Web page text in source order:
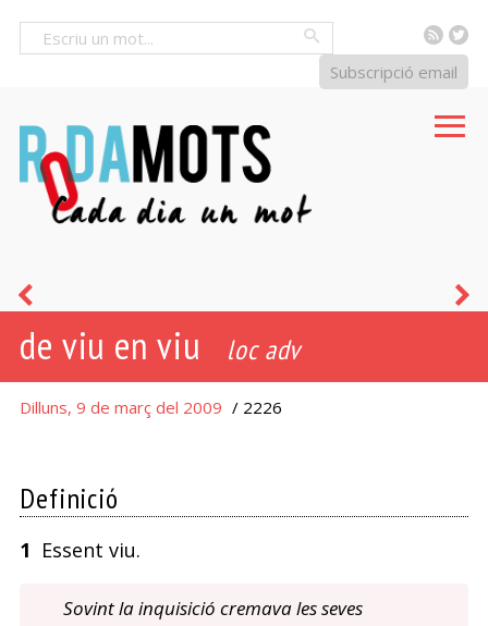
RSS
Subscripció email
de viu en viu loc adv
Dilluns, 9 de març del 2009 / 2226
Definició
1 Essent viu.
Sovint la inquisició cremava les seves
mullena